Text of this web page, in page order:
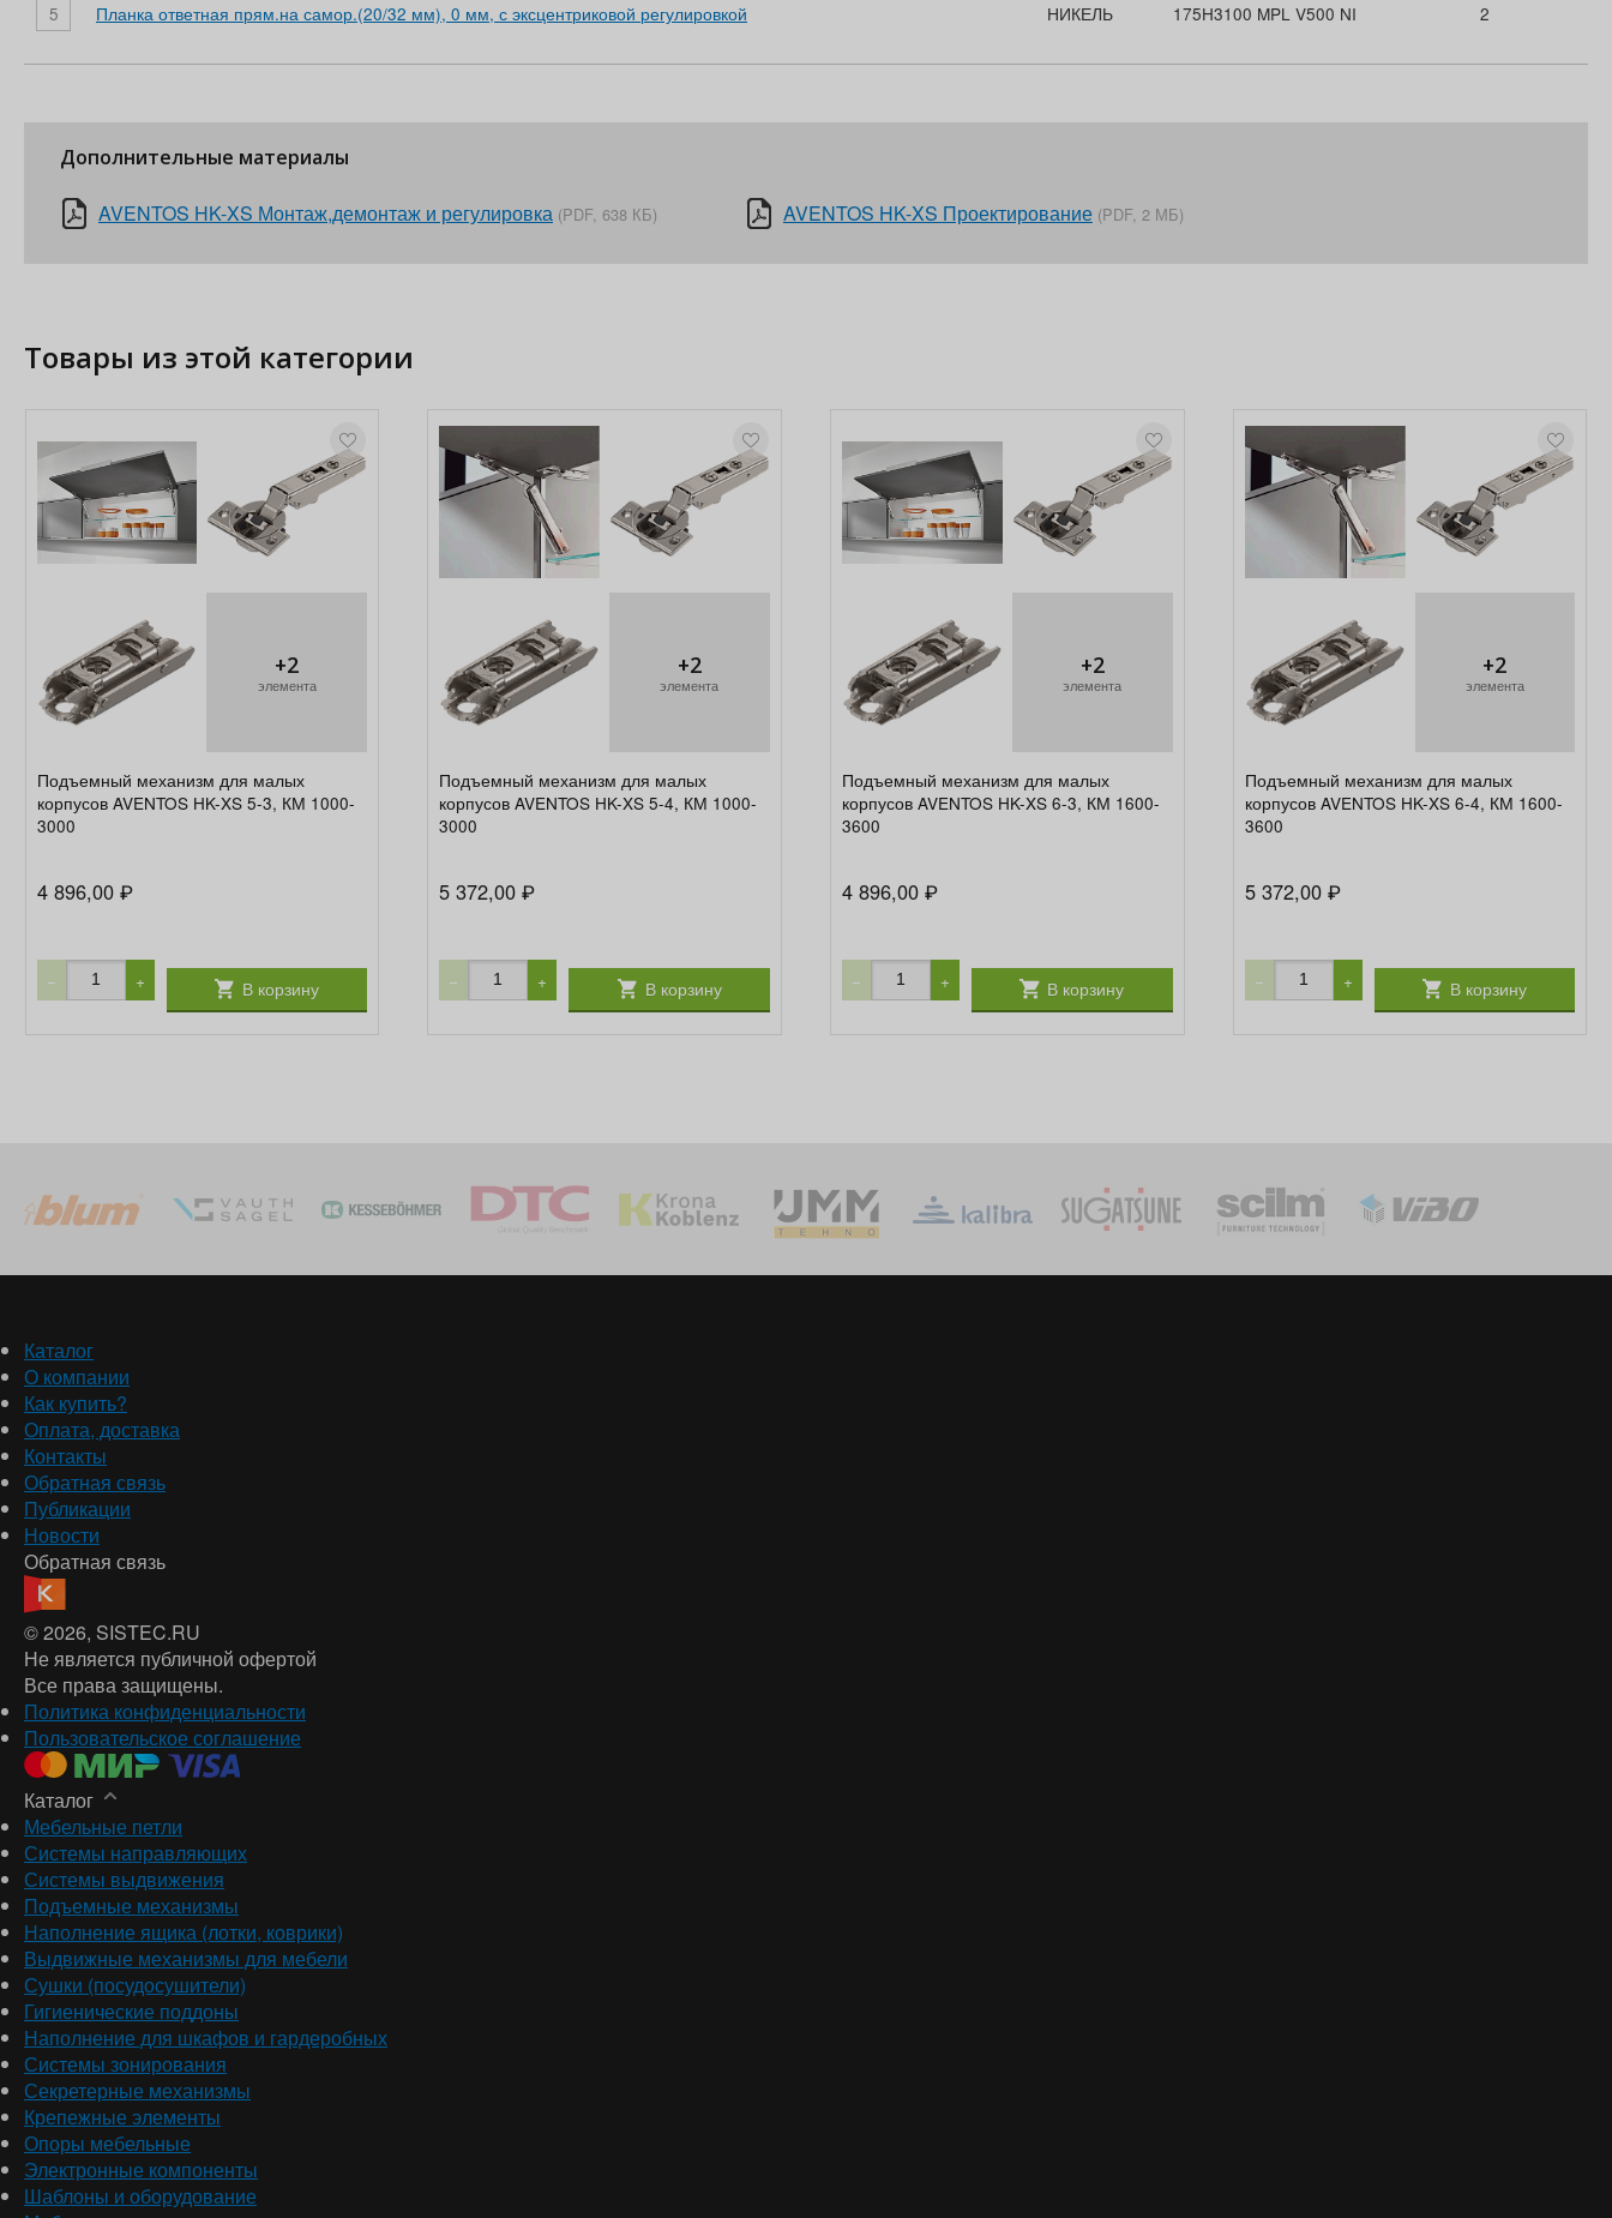
5 Планка ответная прям.на самор.(20/32 мм), 0 мм, с эксцентриковой регулировкой НИКЕЛЬ 175H3100 MPL V500 NI 2
Дополнительные материалы
AVENTOS HK-XS Монтаж,демонтаж и регулировка (PDF, 638 КБ) AVENTOS HK-XS Проектирование (PDF, 2 МБ)
Товары из этой категории
+2
элемента
Подъемный механизм для малых
корпусов AVENTOS HK-XS 5-3, КМ 1000-
3000
4 896,00 ₽
− + В корзину
+2
элемента
Подъемный механизм для малых
корпусов AVENTOS HK-XS 5-4, КМ 1000-
3000
5 372,00₽
− + В корзину
+2
элемента
Подъемный механизм для малых
корпусов AVENTOS HK-XS 6-3, КМ 1600-
3600
4 896,00₽
− + В корзину
+2
элемента
Подъемный механизм для малых
корпусов AVENTOS HK-XS 6-4, КМ 1600-
3600
5 372,00 ₽
− + В корзину
Каталог
О компании
Как купить?
Оплата, доставка
Контакты
Обратная связь
Публикации
Новости
Обратная связь
© 2026, SISTEC.RU
Не является публичной офертой
Все права защищены.
Политика конфиденциальности
Пользовательское соглашение
Каталог
Мебельные петли
Системы направляющих
Системы выдвижения
Подъемные механизмы
Наполнение ящика (лотки, коврики)
Выдвижные механизмы для мебели
Сушки (посудосушители)
Гигиенические поддоны
Наполнение для шкафов и гардеробных
Системы зонирования
Секретерные механизмы
Крепежные элементы
Опоры мебельные
Электронные компоненты
Шаблоны и оборудование